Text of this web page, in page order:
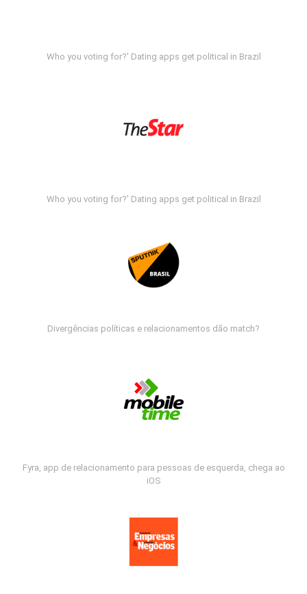
Who you voting for?' Dating apps get political in Brazil
Who you voting for?' Dating apps get political in Brazil
Divergências políticas e relacionamentos dão match?
Fyra, app de relacionamento para pessoas de esquerda, chega ao
iOS